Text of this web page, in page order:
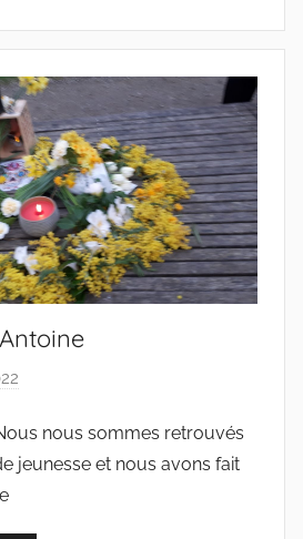
s
r
c
nous sommes retrouvés
jeunesse et nous avons fait